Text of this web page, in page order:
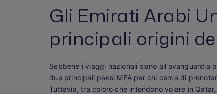
Gli Emirati Arabi
principali origini
Sebbene i viaggi nazionali siano all'avanguardia
due principali paesi MEA per chi cerca di
Tuttavia, tra coloro che intendono volare in